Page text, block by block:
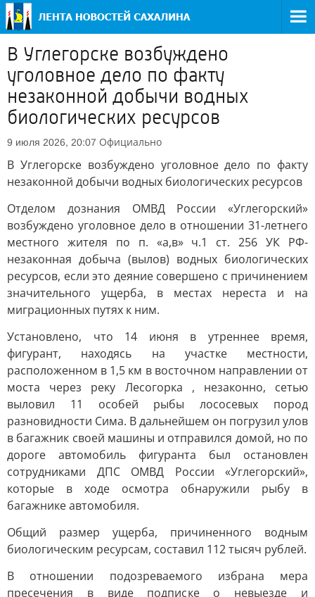
В Углегорске возбуждено
уголовное дело по факту
незаконной добычи водных
биологических ресурсов
9 июля 2026, 20:07 Официально
В Углегорске возбуждено уголовное дело по факту
незаконной добычи водных биологических ресурсов
Отделом дознания ОМВД России «Углегорский»
возбуждено уголовное дело в отношении 31-летнего
местного жителя по п. «а,в» ч.1 ст. 256 УК РФ-
незаконная добыча (вылов) водных биологических
ресурсов, если это деяние совершено с причинением
значительного ущерба, в местах нереста и на
миграционных путях к ним.
Установлено, что 14 июня в утреннее время,
фигурант, находясь на участке местности,
расположенном в 1,5 км в восточном направлении от
моста через реку Лесогорка , незаконно, сетью
выловил 11 особей рыбы лососевых пород
разновидности Сима. В дальнейшем он погрузил улов
в багажник своей машины и отправился домой, но по
дороге автомобиль фигуранта был остановлен
сотрудниками ДПС ОМВД России «Углегорский»,
которые в ходе осмотра обнаружили рыбу в
багажнике автомобиля.
Общий размер ущерба, причиненного водным
биологическим ресурсам, составил 112 тысяч рублей.
В отношении подозреваемого избрана мера
пресечения в виде подписке о невыезде и